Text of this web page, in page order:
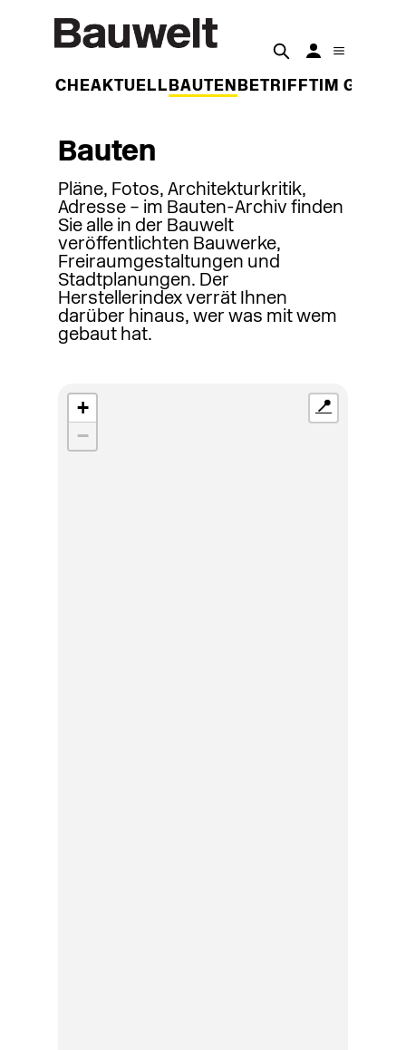
WOCHEAKTUELL BAUTEN BETRIFFT IM
Bauten
Pläne, Fotos, Architekturkritik,
Adresse – im Bauten-Archiv finden
Sie alle in der Bauwelt
veröffentlichten Bauwerke,
Freiraumgestaltungen und
Stadtplanungen. Der
Herstellerindex verrät Ihnen
darüber hinaus, wer was mit wem
gebaut hat.
+
−
📍